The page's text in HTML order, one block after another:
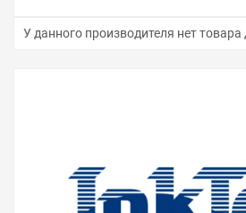
У данного производителя нет